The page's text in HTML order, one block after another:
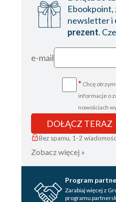
Ebookpoint,
newsletter i
prezent.
e-mail
* Chcę
informacje o
nowościach
DOŁĄCZ TERAZ
Bez spamu, 1-2
Zobacz więcej »
Program
Zarabiaj więcej z
programu